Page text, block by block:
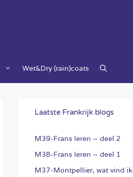
Wet&Dry (rain)coats
Laatste Frankrijk blogs
M39-Frans leren – deel 2
M38-Frans leren – deel 1
M37-Montpellier, wat vind ik